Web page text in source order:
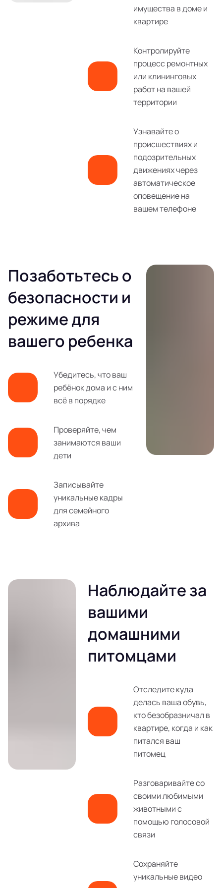
имущества в доме и
квартире
Контролируйте
процесс ремонтных
или клининговых
работ на вашей
территории
Узнавайте о
происшествиях и
подозрительных
движениях через
автоматическое
оповещение на
вашем телефоне
Позаботьтесь о
безопасности и
режиме для
вашего ребенка
Убедитесь, что ваш
ребёнок дома и с ним
всё в порядке
Проверяйте, чем
занимаются ваши
дети
Записывайте
уникальные кадры
для семейного
архива
Наблюдайте за
вашими
домашними
питомцами
Отследите куда
делась ваша обувь,
кто безобразничал в
квартире, когда и как
питался ваш
питомец
Разговаривайте со
своими любимыми
животными с
помощью голосовой
связи
Сохраняйте
уникальные видео